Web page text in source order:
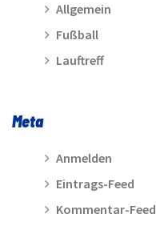
Allgemein
Fußball
Lauftreff
Meta
Anmelden
Eintrags-Feed
Kommentar-Feed